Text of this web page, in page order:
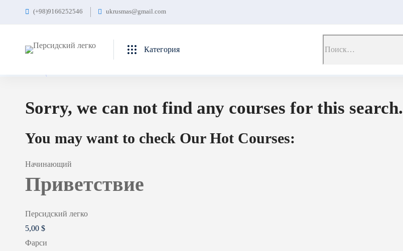
(+98)9166252546 ukrusmas@gmail.com
Категория
Главная Курсы Web Development
Web Development курси
Sorry, we can not find any courses for this search.
You may want to check Our Hot Courses:
Начинающий
Приветствие
Персидский легко
5,00 $
Фарси